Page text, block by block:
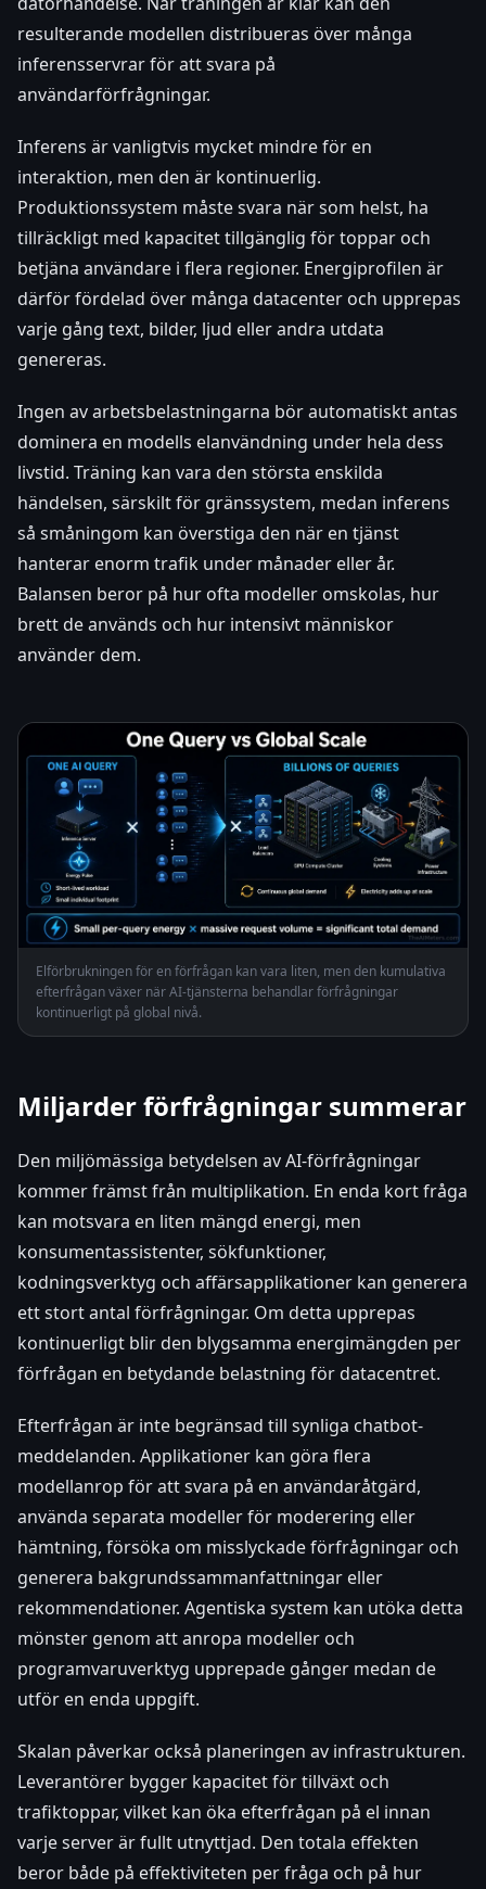
resulterande modellen distribueras över många
inferensservrar för att svara på
användarförfrågningar.
Inferens är vanligtvis mycket mindre för en
interaktion, men den är kontinuerlig.
Produktionssystem måste svara när som helst, ha
tillräckligt med kapacitet tillgänglig för toppar och
betjäna användare i flera regioner. Energiprofilen är
därför fördelad över många datacenter och upprepas
varje gång text, bilder, ljud eller andra utdata
genereras.
Ingen av arbetsbelastningarna bör automatiskt antas
dominera en modells elanvändning under hela dess
livstid. Träning kan vara den största enskilda
händelsen, särskilt för gränssystem, medan inferens
så småningom kan överstiga den när en tjänst
hanterar enorm trafik under månader eller år.
Balansen beror på hur ofta modeller omskolas, hur
brett de används och hur intensivt människor
använder dem.
Elförbrukningen för en förfrågan kan vara liten, men den kumulativa
efterfrågan växer när AI-tjänsterna behandlar förfrågningar
kontinuerligt på global nivå.
Miljarder förfrågningar summerar
Den miljömässiga betydelsen av AI-förfrågningar
kommer främst från multiplikation. En enda kort fråga
kan motsvara en liten mängd energi, men
konsumentassistenter, sökfunktioner,
kodningsverktyg och affärsapplikationer kan generera
ett stort antal förfrågningar. Om detta upprepas
kontinuerligt blir den blygsamma energimängden per
förfrågan en betydande belastning för datacentret.
Efterfrågan är inte begränsad till synliga chatbot-
meddelanden. Applikationer kan göra flera
modellanrop för att svara på en användaråtgärd,
använda separata modeller för moderering eller
hämtning, försöka om misslyckade förfrågningar och
generera bakgrundssammanfattningar eller
rekommendationer. Agentiska system kan utöka detta
mönster genom att anropa modeller och
programvaruverktyg upprepade gånger medan de
utför en enda uppgift.
Skalan påverkar också planeringen av infrastrukturen.
Leverantörer bygger kapacitet för tillväxt och
trafiktoppar, vilket kan öka efterfrågan på el innan
varje server är fullt utnyttjad. Den totala effekten
beror både på effektiviteten per fråga och på hur